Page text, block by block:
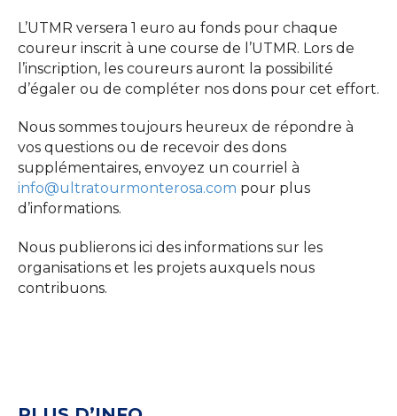
L’UTMR versera 1 euro au fonds pour chaque
coureur inscrit à une course de l’UTMR. Lors de
l’inscription, les coureurs auront la possibilité
d’égaler ou de compléter nos dons pour cet effort.
Nous sommes toujours heureux de répondre à
vos questions ou de recevoir des dons
supplémentaires, envoyez un courriel à
info@ultratourmonterosa.com pour plus
d’informations.
Nous publierons ici des informations sur les
organisations et les projets auxquels nous
contribuons.